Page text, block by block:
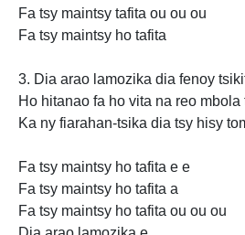
Fa tsy maintsy tafita ou ou ou
Fa tsy maintsy ho tafita
3. Dia arao lamozika dia fenoy
Ho hitanao fa ho vita na reo mbola
Ka ny fiarahan-tsika dia tsy hisy
Fa tsy maintsy ho tafita e e
Fa tsy maintsy ho tafita a
Fa tsy maintsy ho tafita ou ou ou